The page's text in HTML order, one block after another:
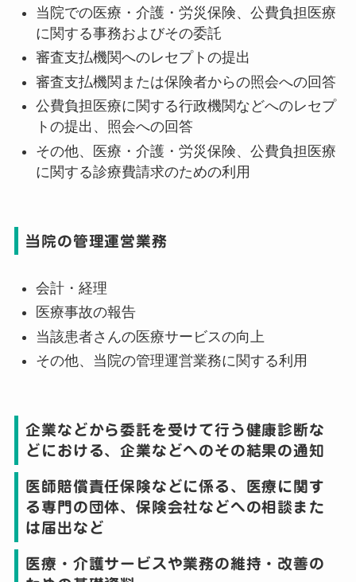
当院での医療・介護・労災保険、公費負担医療
に関する事務およびその委託
審査支払機関へのレセプトの提出
審査支払機関または保険者からの照会への回答
公費負担医療に関する行政機関などへのレセプ
トの提出、照会への回答
その他、医療・介護・労災保険、公費負担医療
に関する診療費請求のための利用
当院の管理運営業務
会計・経理
医療事故の報告
当該患者さんの医療サービスの向上
その他、当院の管理運営業務に関する利用
企業などから委託を受けて行う健康診断な
どにおける、企業などへのその結果の通知
医師賠償責任保険などに係る、医療に関す
る専門の団体、保険会社などへの相談また
は届出など
医療・介護サービスや業務の維持・改善の